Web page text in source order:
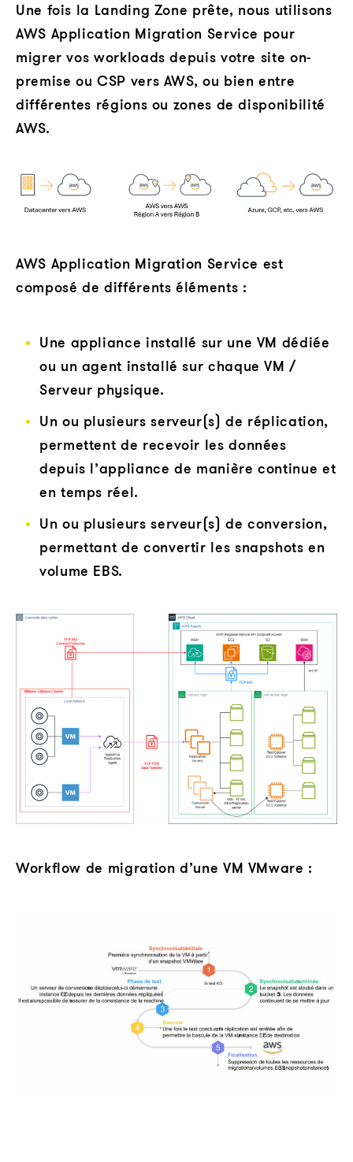
Une fois la Landing Zone prête, nous utilisons
AWS Application Migration Service pour
migrer vos workloads depuis votre site on-
premise ou CSP vers AWS, ou bien entre
différentes régions ou zones de disponibilité
AWS.
AWS Application Migration Service est
composé de différents éléments :
Une appliance installé sur une VM dédiée
ou un agent installé sur chaque VM /
Serveur physique.
Un ou plusieurs serveur(s) de réplication,
permettent de recevoir les données
depuis l’appliance de manière continue et
en temps réel.
Un ou plusieurs serveur(s) de conversion,
permettant de convertir les snapshots en
volume EBS.
Workflow de migration d’une VM VMware :